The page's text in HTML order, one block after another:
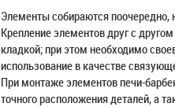
Элементы собираются поочередно,
Крепление элементов друг с
кладкой; при этом необходимо
использование в качестве
При монтаже элементов печи-
точного расположения деталей, а